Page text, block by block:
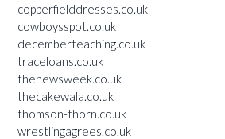
copperfielddresses.co.uk
cowboysspot.co.uk
decemberteaching.co.uk
traceloans.co.uk
thenewsweek.co.uk
thecakewala.co.uk
thomson-thorn.co.uk
wrestlingagrees.co.uk